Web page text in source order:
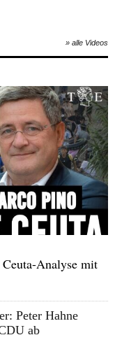
» alle Videos
Analyse mit
Peter Hahne
ab